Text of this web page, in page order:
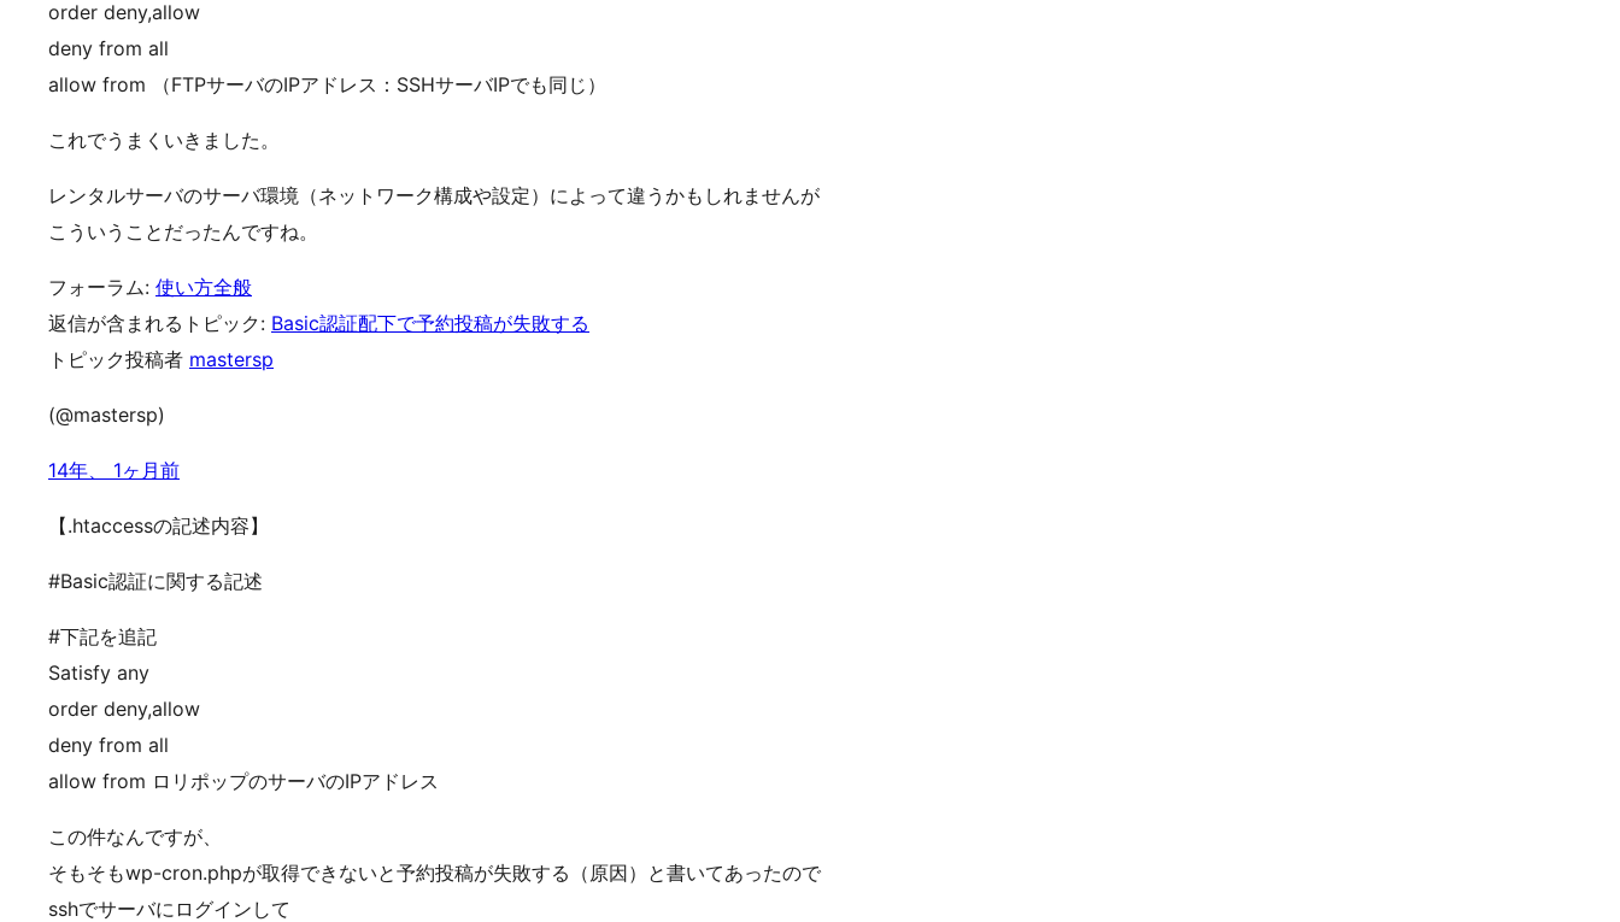
order deny,allow
deny from all
allow from （FTPサーバのIPアドレス：SSHサーバIPでも同じ）
これでうまくいきました。
レンタルサーバのサーバ環境（ネットワーク構成や設定）によって違うかもしれませんが
こういうことだったんですね。
フォーラム: 使い方全般
返信が含まれるトピック: Basic認証配下で予約投稿が失敗する
トピック投稿者 mastersp
(@mastersp)
14年、 1ヶ月前
【.htaccessの記述内容】
#Basic認証に関する記述
#下記を追記
Satisfy any
order deny,allow
deny from all
allow from ロリポップのサーバのIPアドレス
この件なんですが、
そもそもwp-cron.phpが取得できないと予約投稿が失敗する（原因）と書いてあったので
sshでサーバにログインして